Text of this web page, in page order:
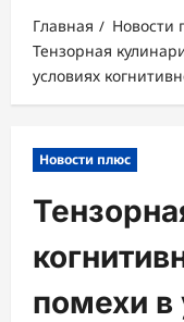
Главная
Новости
Тензорная
условиях
Новости плюс
помехи в